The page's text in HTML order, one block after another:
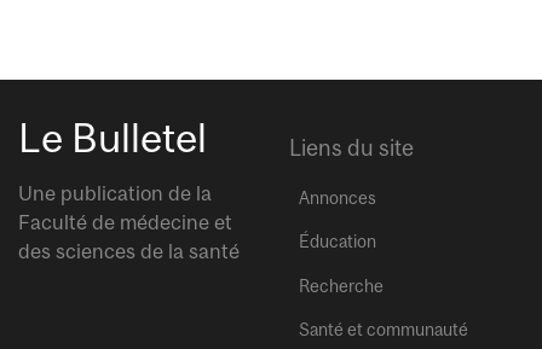
Le Bulletel
Une publication de la
Faculté de médecine et
des sciences de la santé
Liens du site
Annonces
Éducation
Recherche
Santé et communauté